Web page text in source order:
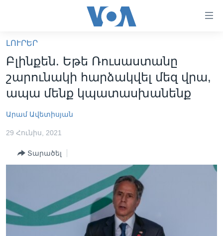
հիմնական
բովանդակությանը
անցնել
հիմնական
բովանդակությանը
բովանդակություն
ԼՈՒՐԵՐ
ՍՓՅՈՒՌՔ
«ԱՄԵՐԻԿԱՅԻ ՁԱՅՆ»-Ի ԿԱՆՈՆԱԴՐՈՒԹՅՈՒՆ
ԿԱՊ ՄԵԶ ՀԵՏ
ՈՒԿՐԱԻՆԱԿԱՆ ՊԱՏԵՐԱԶՄ
ՀԵՏԵՒԵՔ ՄԵԶ
ԼՈՒՐԵՐ
Բլինքեն. Եթե Ռուսաստանը
շարունակի հարձակվել մեզ վրա,
ապա մենք կպատասխանենք
Արամ Ավետիսյան
29 Հունիս, 2021
Տարածել